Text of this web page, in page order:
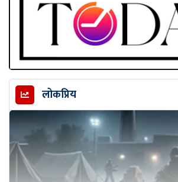
लोकप्रिय